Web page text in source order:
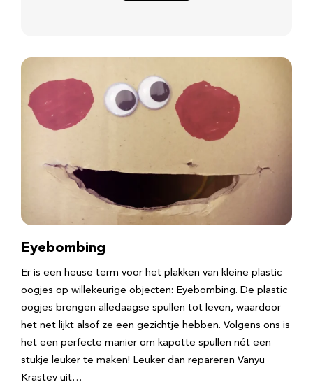
Eyebombing
Er is een heuse term voor het plakken van kleine plastic
oogjes op willekeurige objecten: Eyebombing. De plastic
oogjes brengen alledaagse spullen tot leven, waardoor
het net lijkt alsof ze een gezichtje hebben. Volgens ons is
het een perfecte manier om kapotte spullen nét een
stukje leuker te maken! Leuker dan repareren Vanyu
Krastev uit…